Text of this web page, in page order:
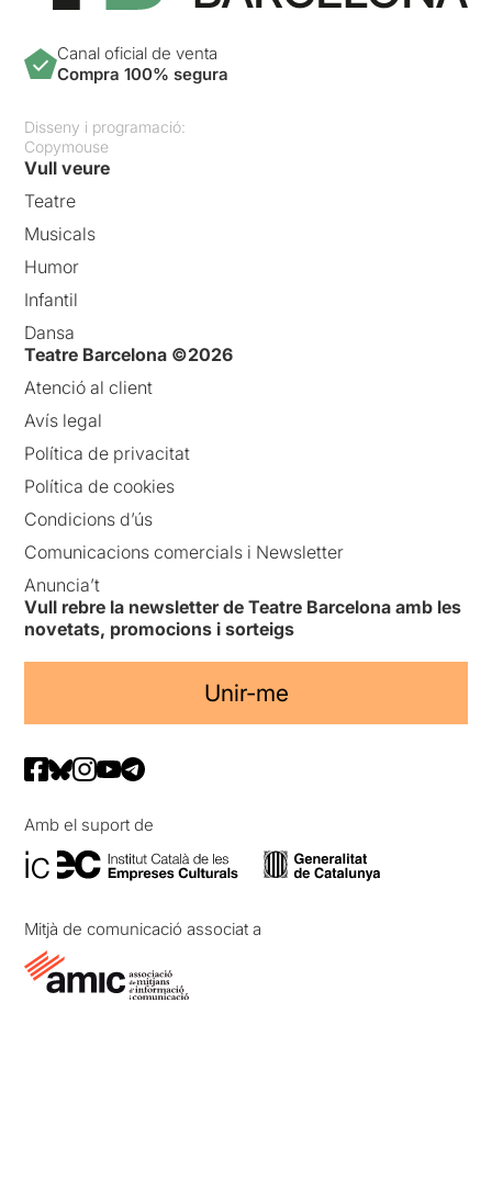
Canal oficial de venta
Compra 100% segura
Disseny i programació:
Copymouse
Vull veure
Teatre
Musicals
Humor
Infantil
Dansa
Teatre Barcelona ©2026
Atenció al client
Avís legal
Política de privacitat
Política de cookies
Condicions d’ús
Comunicacions comercials i Newsletter
Anuncia’t
Vull rebre la newsletter de Teatre Barcelona amb les
novetats, promocions i sorteigs
Unir-me
Amb el suport de
Mitjà de comunicació associat a